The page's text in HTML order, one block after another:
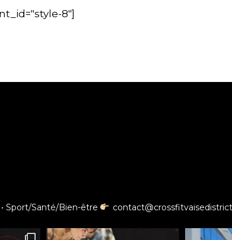
8"]
• Sport/Santé/Bien-être